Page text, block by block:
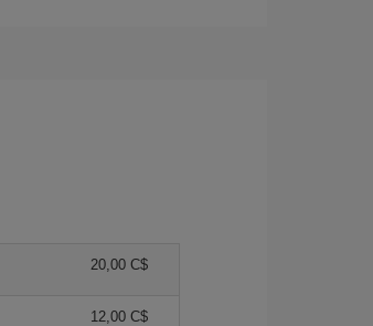
20,00 C$
12,00 C$